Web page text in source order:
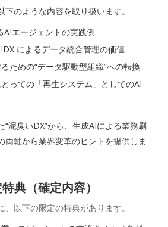
のような内容を取り扱います。
AIエージェントの実践例
によるデータ統合管理の価値
ための“データ駆動型組織”への転換
っての「再生システム」としてのAI
“泥臭いDX”から、生成AIによる業務刷
両軸から業界変革のヒントを提供しま
典（確定内容）
以下の限定の特典があります。